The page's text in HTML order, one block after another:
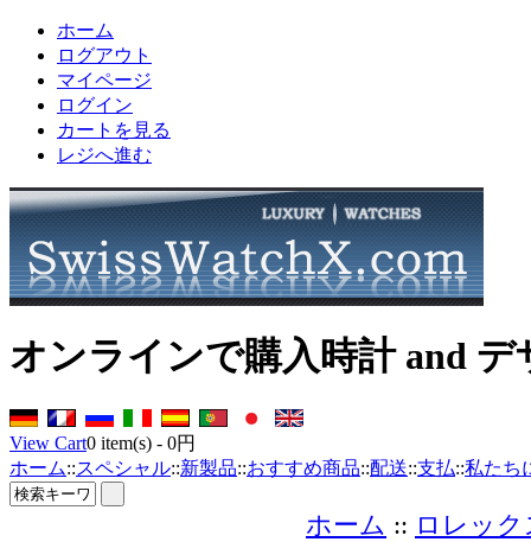
ホーム
ログアウト
マイページ
ログイン
カートを見る
レジへ進む
オンラインで購入時計 and デ
View Cart0 item(s) - 0円
ホーム::スペシャル::新製品::おすすめ商品::配送::支払::私たち
ホーム :: ロレック